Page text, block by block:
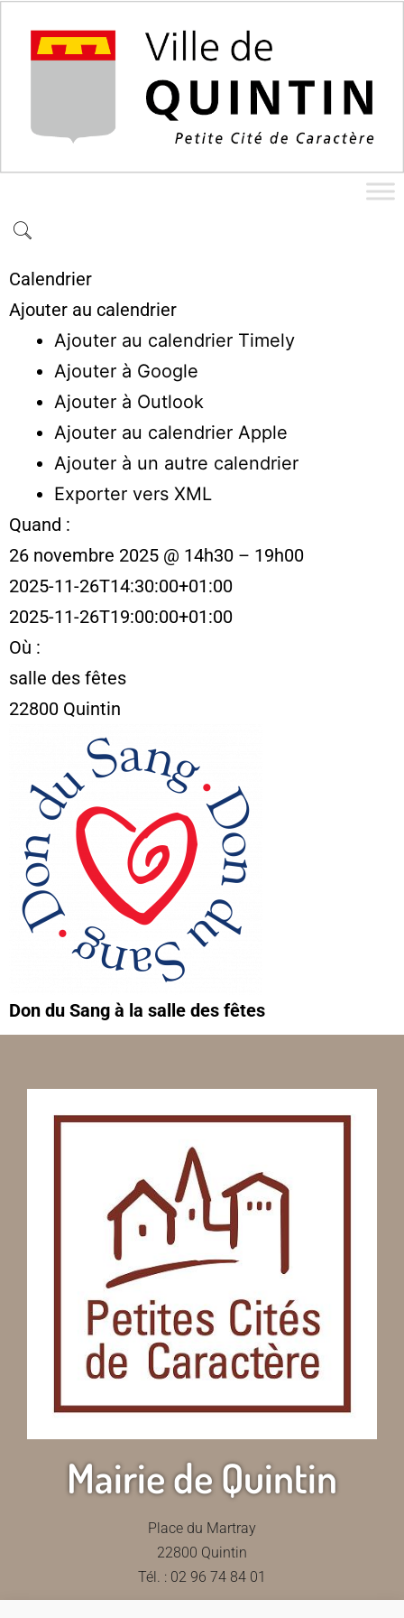
Calendrier
Ajouter au calendrier
Ajouter au calendrier Timely
Ajouter à Google
Ajouter à Outlook
Ajouter au calendrier Apple
Ajouter à un autre calendrier
Exporter vers XML
Quand :
26 novembre 2025 @ 14h30 – 19h00
2025-11-26T14:30:00+01:00
2025-11-26T19:00:00+01:00
Où :
salle des fêtes
22800 Quintin
Don du Sang à la salle des fêtes
Mairie de Quintin
Place du Martray
22800 Quintin
Tél. : 02 96 74 84 01